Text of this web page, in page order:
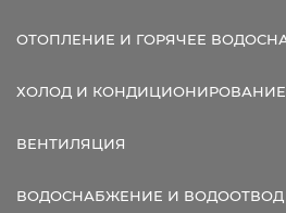
ОТОПЛЕНИЕ И ГОРЯЧЕЕ
ХОЛОД И КОНДИЦИОНИРОВАНИЕ
ВЕНТИЛЯЦИЯ
ВОДОСНАБЖЕНИЕ И ВОДООТВОД